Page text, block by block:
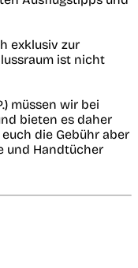
exklusiv zur
ist nicht
müssen wir bei
bieten es daher
die Gebühr aber
und Handtücher